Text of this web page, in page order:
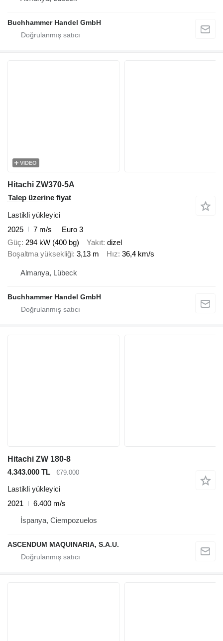
Buchhammer Handel GmbH
VIDEO
Hitachi ZW370-5A
Talep üzerine fiyat
Lastikli yükleyici
2025
7 m/s
Euro 3
Güç 294 kW (400 bg) Yakıt dizel
Boşaltma yüksekliği 3,13 m Hız 36,4 km/s
Almanya, Lübeck
Buchhammer Handel GmbH
Hitachi ZW 180-8
4.343.000 TL
€79.000
Lastikli yükleyici
2021
6.400 m/s
İspanya, Ciempozuelos
ASCENDUM MAQUINARIA, S.A.U.